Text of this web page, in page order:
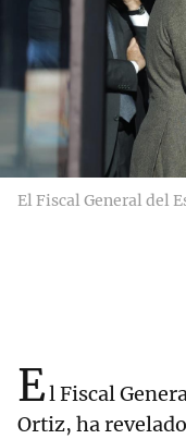
El Fiscal General del
El Fiscal
Ortiz, ha